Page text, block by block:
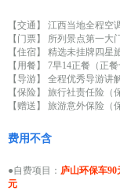
【交通】 江西当地全程空
【门票】 所列景点第一大
【住宿】 精选未挂牌四星
【用餐】 7早14正餐（正
【导游】 全程优秀导游讲
【保险】 旅行社责任险（
【赠送】 旅游意外保险（
费用不含
●自费项目： 庐山环保车
元